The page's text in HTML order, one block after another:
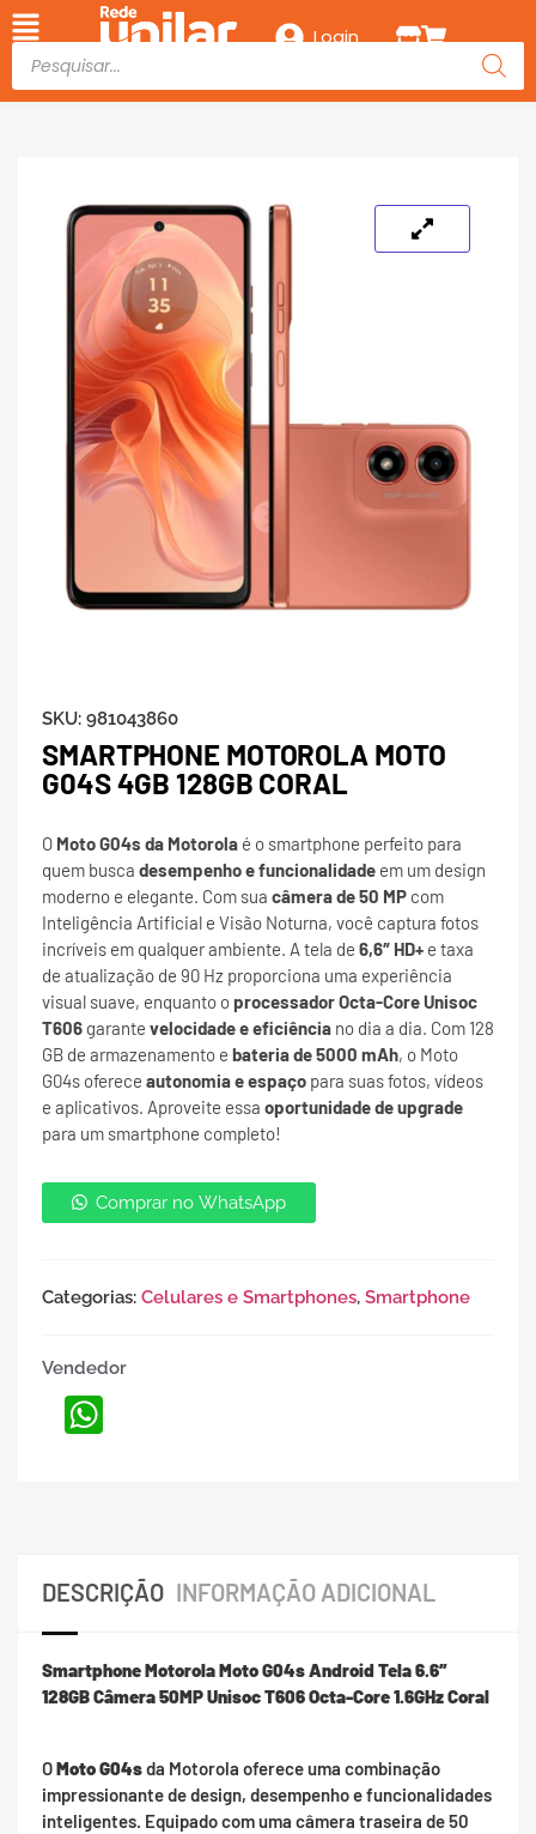
Login
SKU: 981043860
SMARTPHONE MOTOROLA MOTO
G04S 4GB 128GB CORAL
O Moto G04s da Motorola é o smartphone perfeito para
quem busca desempenho e funcionalidade em um design
moderno e elegante. Com sua câmera de 50 MP com
Inteligência Artificial e Visão Noturna, você captura fotos
incríveis em qualquer ambiente. A tela de 6,6″ HD+ e taxa
de atualização de 90 Hz proporciona uma experiência
visual suave, enquanto oprocessador Octa-Core Unisoc
T606 garante velocidade e eficiência no dia a dia. Com 128
GB de armazenamento e bateria de 5000 mAh, o Moto
G04s oferece autonomia e espaço para suas fotos, vídeos
e aplicativos. Aproveite essa oportunidade de upgrade
para um smartphone completo!
Comprar no WhatsApp
Categorias: Celulares e Smartphones, Smartphone
Vendedor
DESCRIÇÃO INFORMAÇÃO ADICIONAL
Smartphone Motorola Moto G04s Android Tela 6.6″
128GB Câmera 50MP Unisoc T606 Octa-Core 1.6GHz Coral
OMoto G04sda Motorola oferece uma combinação
impressionante de design, desempenho e funcionalidades
inteligentes. Equipado com uma câmera traseira de 50